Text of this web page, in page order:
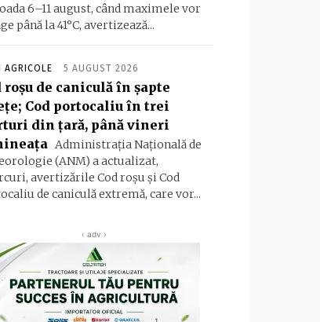
6–11 august, când maximele vor
până la 41°C, avertizează...
AGRICOLE 5 AUGUST 2026
roşu de caniculă în şapte
Cod portocaliu în trei
din ţară, până vineri
Administraţia Naţională de
(ANM) a actualizat,
avertizările Cod roşu şi Cod
de caniculă extremă, care vor...
‹ adv ›